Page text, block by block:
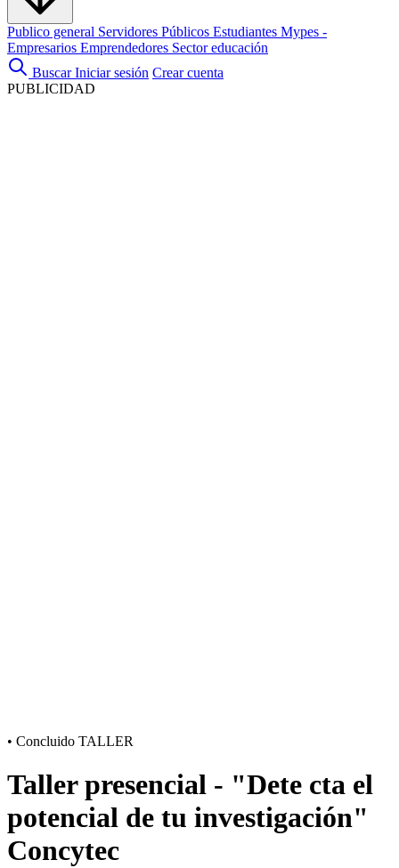
Publico general Servidores Públicos Estudiantes Mypes -
Empresarios Emprendedores Sector educación
Buscar Iniciar sesión Crear cuenta
PUBLICIDAD
• Concluido TALLER
Taller presencial - "Dete cta el
potencial de tu investigación"
Concytec